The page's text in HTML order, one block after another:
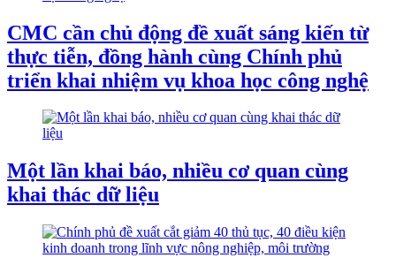
CMC cần chủ động đề xuất sáng kiến từ
thực tiễn, đồng hành cùng Chính phủ
triển khai nhiệm vụ khoa học công nghệ
Một lần khai báo, nhiều cơ quan cùng
khai thác dữ liệu